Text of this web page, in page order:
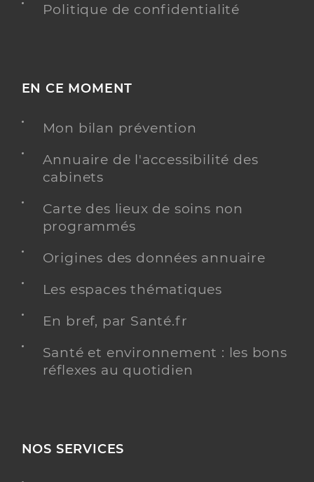
Politique de confidentialité
EN CE MOMENT
Mon bilan prévention
Annuaire de l'accessibilité des
cabinets
Carte des lieux de soins non
programmés
Origines des données annuaire
Les espaces thématiques
En bref, par Santé.fr
Santé et environnement : les bons
réflexes au quotidien
NOS SERVICES